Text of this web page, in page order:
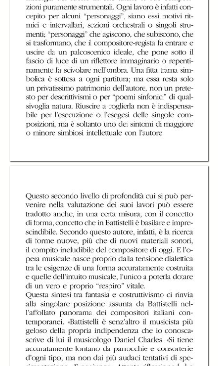
Experimentum
Mundi di Giorgio
Battistelli
Experimentum
Mundi di Giorgio
Battistelli
Experimentum
Mundi di Giorgio
Battistelli
Mundi di Giorgio
Battistelli
Mundi di Giorgio
Battistelli
Mundi di Giorgio
Battistelli
Experimentum
Mundi di Giorgio
Experimentum
Mundi di Giorgio
Experimentum
Mundi di Giorgio